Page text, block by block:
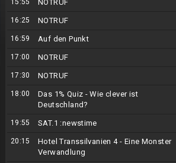
15:55 NOTRUF
16:25 NOTRUF
16:59 Auf den Punkt
17:00 NOTRUF
17:30 NOTRUF
18:00
Das 1% Quiz - Wie clever ist
Deutschland?
19:55 SAT.1 :newstime
20:15
Hotel Transsilvanien 4 - Eine Monster
Verwandlung